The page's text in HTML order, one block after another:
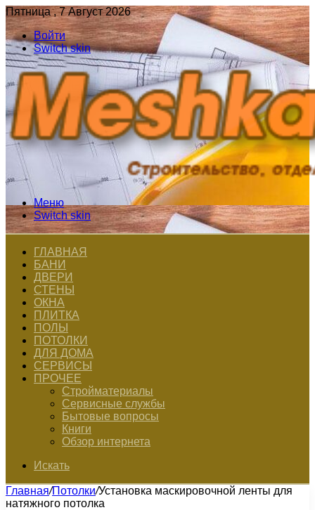
Пятница , 7 Август 2026
Войти
Switch skin
Меню
Switch skin
ГЛАВНАЯ
БАНИ
ДВЕРИ
СТЕНЫ
ОКНА
ПЛИТКА
ПОЛЫ
ПОТОЛКИ
ДЛЯ ДОМА
СЕРВИСЫ
ПРОЧЕЕ
Стройматериалы
Сервисные службы
Бытовые вопросы
Книги
Обзор интернета
Искать
Главная/Потолки/Установка маскировочной ленты для
натяжного потолка